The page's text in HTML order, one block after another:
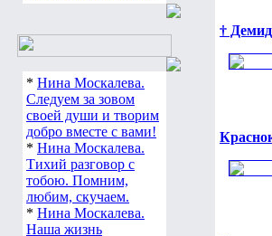
* Нина Москалева.
Следуем за зовом
своей души и творим
добро вместе с вами!
* Нина Москалева.
Тихий разговор с
тобою. Помним,
любим, скучаем.
* Нина Москалева.
Наша жизнь
†